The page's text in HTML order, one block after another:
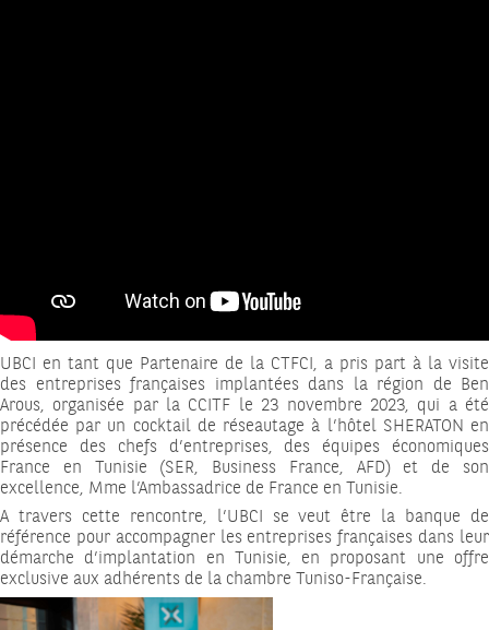
UBCI en tant que Partenaire de la CTFCI, a pris part à la visite
des entreprises françaises implantées dans la région de Ben
Arous, organisée par la CCITF le 23 novembre 2023, qui a été
précédée par un cocktail de réseautage à l’hôtel SHERATON en
présence des chefs d’entreprises, des équipes économiques
France en Tunisie (SER, Business France, AFD) et de son
excellence, Mme l’Ambassadrice de France en Tunisie.
A travers cette rencontre, l’UBCI se veut être la banque de
référence pour accompagner les entreprises françaises dans leur
démarche d’implantation en Tunisie, en proposant une offre
exclusive aux adhérents de la chambre Tuniso-Française.